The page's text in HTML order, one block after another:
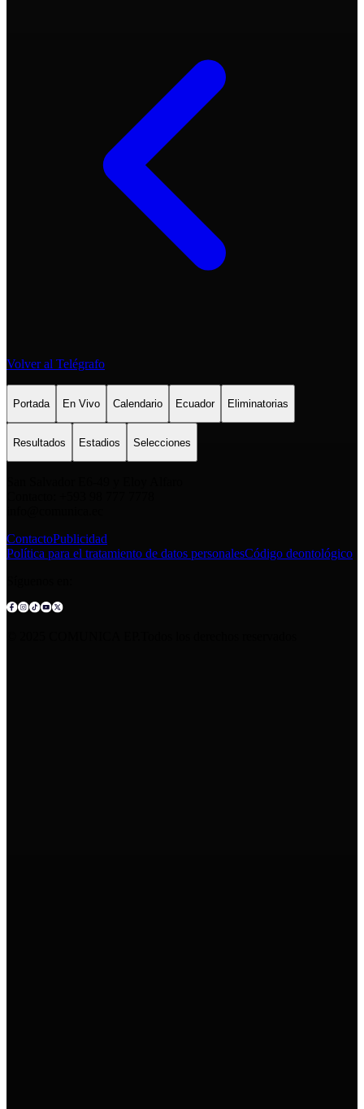
Volver al Telégrafo
Portada En Vivo Calendario Ecuador Eliminatorias
Resultados Estadios Selecciones
ContactoPublicidad
Política para el tratamiento de datos personalesCódigo deontológico